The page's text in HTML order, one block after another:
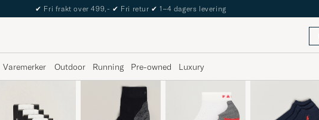
✔ Fri frakt over 499,- ✔ Fri retur ✔ 1–4 dagers levering
Varemerker Outdoor Running Pre-owned Luxury